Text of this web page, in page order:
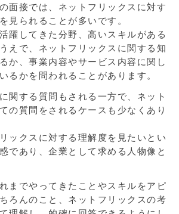
面接では、ネットフリックスに対す
見られることが多いです。
躍してきた分野、高いスキルがある
えで、ネットフリックスに関する知
か、事業内容やサービス内容に関し
るかを問われることがあります。
関する質問もされる一方で、ネット
の質問をされるケースも少なくあり
ックスに対する理解度を見たいとい
であり、企業として求める人物像と
までやってきたことやスキルをアピ
ろんのこと、ネットフリックスの考